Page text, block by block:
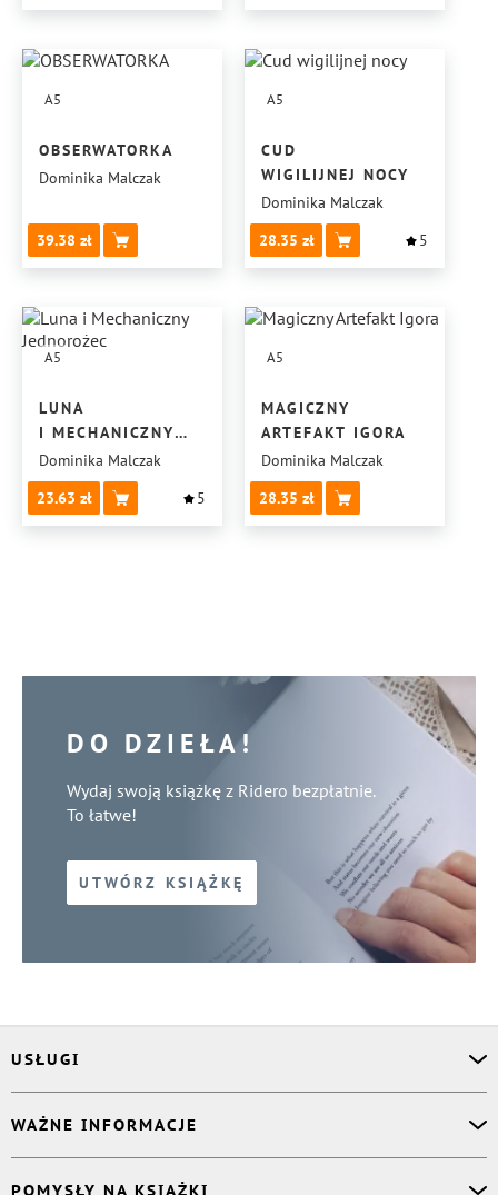
A5
OBSERWATORKA
Dominika Malczak
39.38
A5
CUD
WIGILIJNEJ NOCY
Dominika Malczak
28.35
5
A5
LUNA
I MECHANICZNY
JEDNOROŻEC
Dominika Malczak
23.63
5
A5
MAGICZNY
ARTEFAKT IGORA
Dominika Malczak
28.35
DO DZIEŁA!
Wydaj swoją książkę z Ridero bezpłatnie.
To łatwe!
UTWÓRZ KSIĄŻKĘ
USŁUGI
Korektor
Projektant okładki
WAŻNE INFORMACJE
POMYSŁY NA KSIĄŻKI